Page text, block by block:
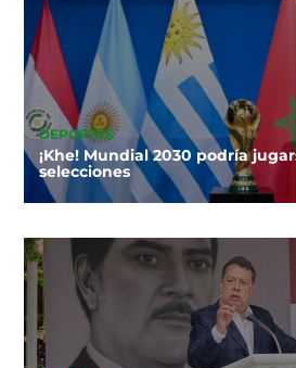
DEPORTES
¡Khe! Mundial 2030 podría
selecciones